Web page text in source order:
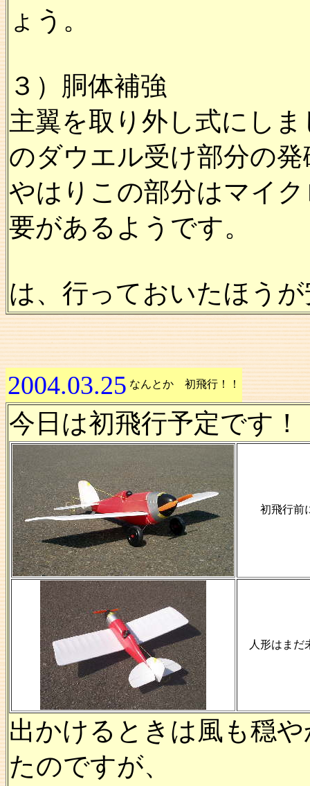
ょう。
３）胴体補強
主翼を取り外し式にし
のダウエル受け部分の
やはりこの部分はマイ
要があるようです。
は、行っておいたほう
2004.03.25 なんとか 初飛行！！
今日は初飛行予定です！
初飛行前
人形はまだ
出かけるときは風も穏
たのですが、